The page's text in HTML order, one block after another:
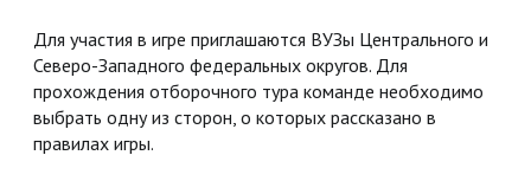
Для участия в игре приглашаются ВУЗы Центрального и
Северо-Западного федеральных округов. Для
прохождения отборочного тура команде необходимо
выбрать одну из сторон, о которых рассказано в
правилах игры.